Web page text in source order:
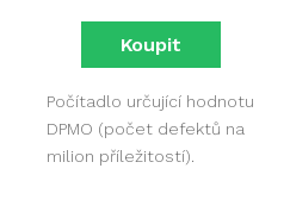
Počítadlo určující hodnotu
DPMO (počet defektů na
milion příležitostí).